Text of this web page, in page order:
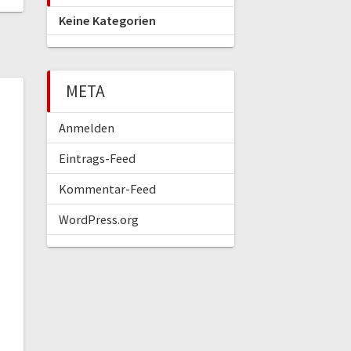
Keine Kategorien
META
Anmelden
Eintrags-Feed
Kommentar-Feed
WordPress.org